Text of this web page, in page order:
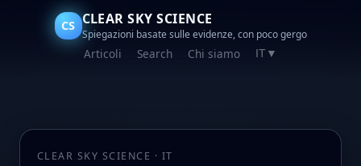
CS CLEAR SKY SCIENCE
Spiegazioni basate sulle evidenze, con poco gergo
Articoli Search Chi siamo IT ▼
CLEAR SKY SCIENCE · IT